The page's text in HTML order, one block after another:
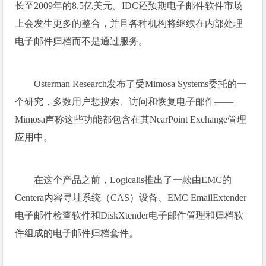
长至2009年的8.5亿美元。IDC还预期电子邮件软件市场
上会发生更多的整合，并且各种机构将继续在内部处理
电子邮件归档而不是通过服务。
Osterman Research发布了受Mimosa Systems委托的一
个研究，多数用户想搜索、访问和恢复电子邮件——
Mimosa声称这些功能都包含在其NearPoint Exchange管理
应用中。
在这个产品之前，Logicalis推出了一款由EMC的
Centera内容寻址系统（CAS）设备、EMC EmailExtender
电子邮件检查软件和DiskXtender电子邮件管理和归档软
件组成的电子邮件归档套件。